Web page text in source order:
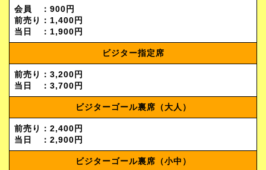
会員 ：900円
前売り：1,400円
当日 ：1,900円
ビジター指定席
前売り：3,200円
当日 ：3,700円
ビジターゴール裏席（大人）
前売り：2,400円
当日 ：2,900円
ビジターゴール裏席（小中）